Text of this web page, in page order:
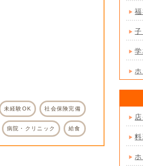
未経験OK 社会保険完備
病院・クリニック 給食